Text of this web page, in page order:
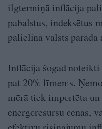
ilgtermiņā inflācija
pabalstus, indeksētus
palielina valsts parāda
Inflācija šogad noteikti
pat 20% līmenis.
mērā tiek importēta un
energoresursu cenas,